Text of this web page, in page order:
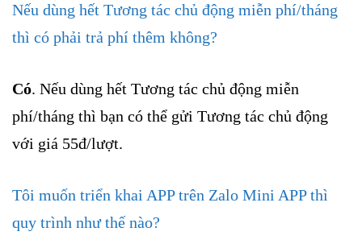
Nếu dùng hết Tương tác chủ động miễn phí/tháng
thì có phải trả phí thêm không?
Có. Nếu dùng hết Tương tác chủ động miễn
phí/tháng thì bạn có thể gửi Tương tác chủ động
với giá 55đ/lượt.
Tôi muốn triển khai APP trên Zalo Mini APP thì
quy trình như thế nào?